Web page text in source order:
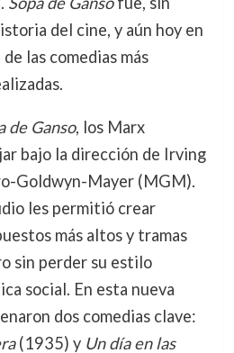
del cine, y aún hoy en
las comedias más
de Ganso, los Marx
bajo la dirección de Irving
Goldwyn-Mayer (MGM).
les permitió crear
más altos y tramas
sin perder su estilo
social. En esta nueva
dos comedias clave:
(1935) y Un día en las